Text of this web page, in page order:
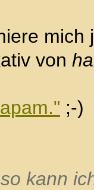
mich
von
;-)
kann